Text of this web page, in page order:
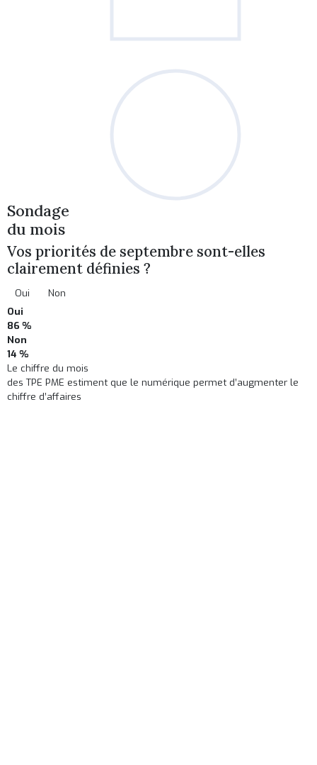
Sondage
du mois
Vos priorités de septembre sont-elles
clairement définies ?
Oui
Non
Oui
86 %
Non
14 %
Le chiffre du mois
des TPE PME estiment que le numérique permet d’augmenter le
chiffre d’affaires